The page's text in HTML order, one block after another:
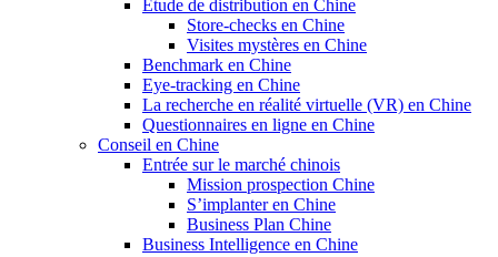
Etude de distribution en Chine
Store-checks en Chine
Visites mystères en Chine
Benchmark en Chine
Eye-tracking en Chine
La recherche en réalité virtuelle (VR) en Chine
Questionnaires en ligne en Chine
Conseil en Chine
Entrée sur le marché chinois
Mission prospection Chine
S’implanter en Chine
Business Plan Chine
Business Intelligence en Chine